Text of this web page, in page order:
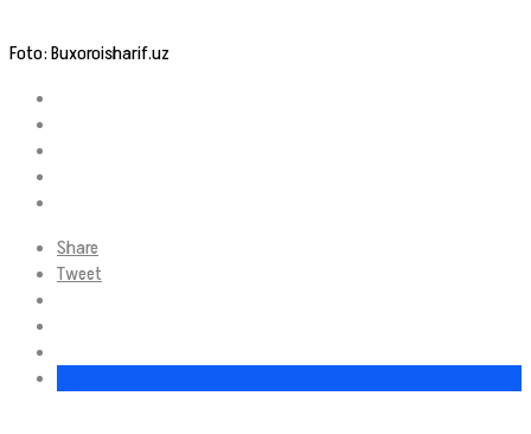
Foto: Buxoroisharif.uz
Share
Tweet